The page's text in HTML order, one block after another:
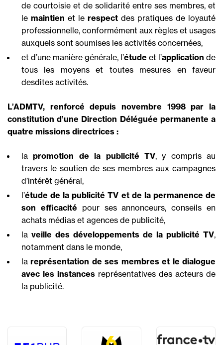
de courtoisie et de solidarité entre ses membres, et
le maintien et le respect des pratiques de loyauté
professionnelle, conformément aux règles et usages
auxquels sont soumises les activités concernées,
et d’une manière générale, l’étude et l’application de
tous les moyens et toutes mesures en faveur
desdites activités.
L’ADMTV, renforcé depuis novembre 1998 par la
constitution d’une Direction Déléguée permanente a
quatre missions directrices :
lapromotion de la publicité TV, y compris au
travers le soutien de ses membres aux campagnes
d’intérêt général,
l’étude de la publicité TV et de la permanence de
son efficacité pour ses annonceurs, conseils en
achats médias et agences de publicité,
la veille des développements de la publicité TV,
notamment dans le monde,
lareprésentation de ses membres et le dialogue
avec les instances représentatives des acteurs de
la publicité.